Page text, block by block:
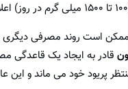
است روند مصرفی دیگری را
و بعد به مدت ۳ تا ۱۰ روز منتظر